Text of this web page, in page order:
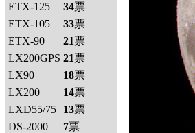
ETX-125
34票
ETX-105
33票
ETX-90
21票
LX200GPS 21票
LX90
18票
LX200
14票
LXD55/75
13票
DS-2000
7票